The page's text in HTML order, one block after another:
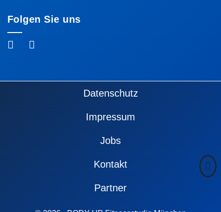
Folgen Sie uns
Datenschutz
Impressum
Jobs
Kontakt
Partner